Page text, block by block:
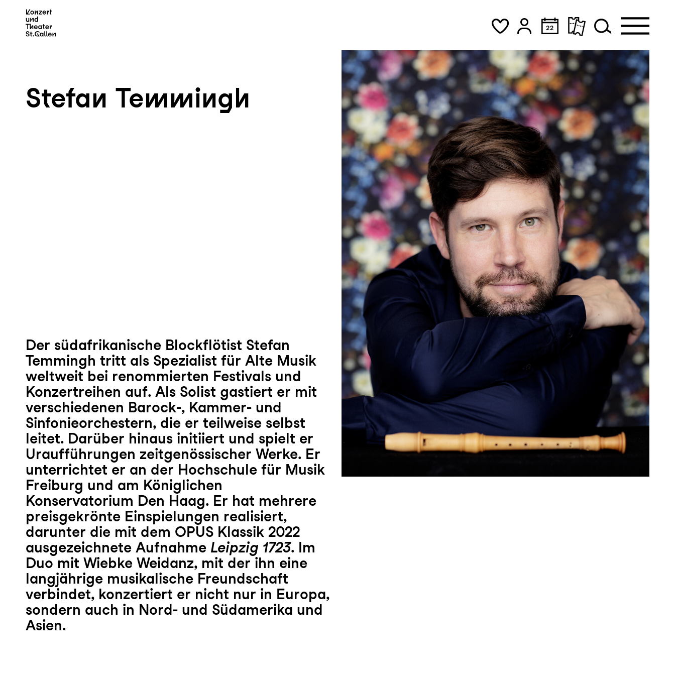
Zum Footer springen
Stefan Temmingh
Der südafrikanische Blockflötist Stefan
Temmingh tritt als Spezialist für Alte Musik
weltweit bei renommierten Festivals und
Konzertreihen auf. Als Solist gastiert er mit
verschiedenen Barock-, Kammer- und
Sinfonieorchestern, die er teilweise selbst
leitet. Darüber hinaus initiiert und spielt er
Uraufführungen zeitgenössischer Werke. Er
unterrichtet er an der Hochschule für Musik
Freiburg und am Königlichen
Konservatorium Den Haag. Er hat mehrere
preisgekrönte Einspielungen realisiert,
darunter die mit dem OPUS Klassik 2022
ausgezeichnete Aufnahme Leipzig 1723. Im
Duo mit Wiebke Weidanz, mit der ihn eine
langjährige musikalische Freundschaft
verbindet, konzertiert er nicht nur in Europa,
sondern auch in Nord- und Südamerika und
Asien.